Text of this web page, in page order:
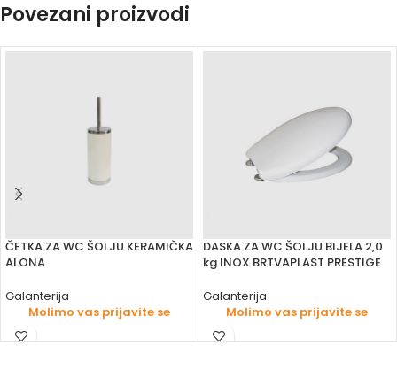
Povezani proizvodi
ČETKA ZA WC ŠOLJU KERAMIČKA
ALONA
Galanterija
Molimo vas prijavite se
DASKA ZA WC ŠOLJU BIJELA 2,0
kg INOX BRTVAPLAST PRESTIGE
Galanterija
Molimo vas prijavite se